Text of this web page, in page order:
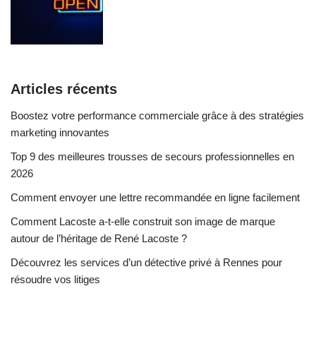
Articles récents
Boostez votre performance commerciale grâce à des stratégies
marketing innovantes
Top 9 des meilleures trousses de secours professionnelles en
2026
Comment envoyer une lettre recommandée en ligne facilement
Comment Lacoste a-t-elle construit son image de marque
autour de l’héritage de René Lacoste ?
Découvrez les services d’un détective privé à Rennes pour
résoudre vos litiges